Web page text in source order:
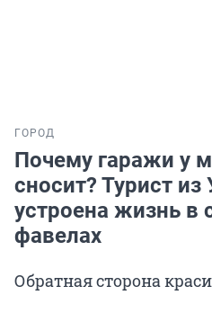
ГОРОД
Почему гаражи у
сносит? Турист
устроена жизнь в
фавелах
Обратная сторона